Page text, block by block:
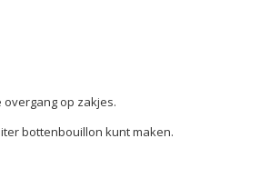
overgang op zakjes.
bottenbouillon kunt maken.